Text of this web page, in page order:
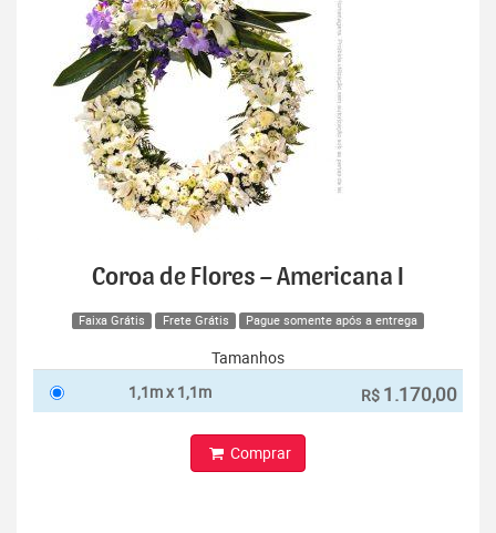
Coroa de Flores – Americana I
Faixa Grátis Frete Grátis Pague somente após a entrega
Tamanhos
1,1m x 1,1m
R$ 1.170,00
Comprar